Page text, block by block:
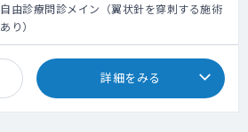
自由診療問診メイン（翼状針を穿刺する施術
あり）
詳細をみる